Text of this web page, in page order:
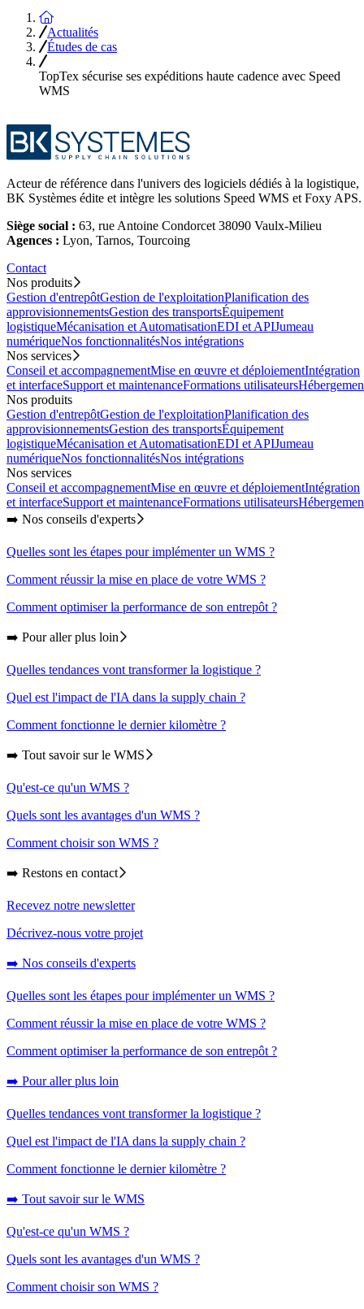
Accueil
Actualités
Études de cas
TopTex sécurise ses expéditions haute cadence avec Speed
WMS
Acteur de référence dans l'univers des logiciels dédiés à la logistique,
BK Systèmes édite et intègre les solutions Speed WMS et Foxy APS.
Siège social : 63, rue Antoine Condorcet 38090 Vaulx-Milieu
Agences : Lyon, Tarnos, Tourcoing
Contact
Nos produits
Gestion d'entrepôtGestion de l'exploitationPlanification des
approvisionnementsGestion des transportsÉquipement
logistiqueMécanisation et AutomatisationEDI et APIJumeau
numériqueNos fonctionnalitésNos intégrations
Nos services
Conseil et accompagnementMise en œuvre et déploiementIntégration
et interfaceSupport et maintenanceFormations utilisateurs
Nos produits
Gestion d'entrepôtGestion de l'exploitationPlanification des
approvisionnementsGestion des transportsÉquipement
logistiqueMécanisation et AutomatisationEDI et APIJumeau
numériqueNos fonctionnalitésNos intégrations
Nos services
Conseil et accompagnementMise en œuvre et déploiementIntégration
et interfaceSupport et maintenanceFormations utilisateurs
➡️ Nos conseils d'experts
Quelles sont les étapes pour implémenter un WMS ?
Comment réussir la mise en place de votre WMS ?
Comment optimiser la performance de son entrepôt ?
➡️ Pour aller plus loin
Quelles tendances vont transformer la logistique ?
Quel est l'impact de l'IA dans la supply chain ?
Comment fonctionne le dernier kilomètre ?
➡️ Tout savoir sur le WMS
Qu'est-ce qu'un WMS ?
Quels sont les avantages d'un WMS ?
Comment choisir son WMS ?
➡️ Restons en contact
Recevez notre newsletter
Décrivez-nous votre projet
➡️ Nos conseils d'experts
Quelles sont les étapes pour implémenter un WMS ?
Comment réussir la mise en place de votre WMS ?
Comment optimiser la performance de son entrepôt ?
➡️ Pour aller plus loin
Quelles tendances vont transformer la logistique ?
Quel est l'impact de l'IA dans la supply chain ?
Comment fonctionne le dernier kilomètre ?
➡️ Tout savoir sur le WMS
Qu'est-ce qu'un WMS ?
Quels sont les avantages d'un WMS ?
Comment choisir son WMS ?